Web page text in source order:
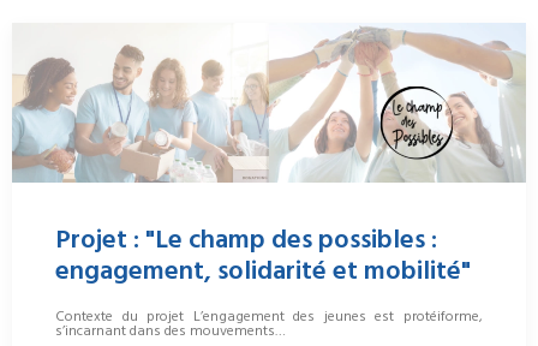
Projet : "Le champ des possibles :
engagement, solidarité et mobilité"
Contexte du projet L’engagement des jeunes est protéiforme,
s’incarnant dans des mouvements…